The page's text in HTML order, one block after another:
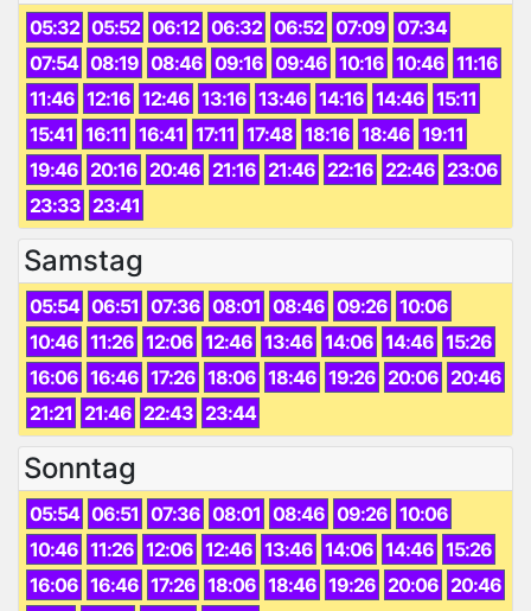
05:32 05:52 06:12 06:32 06:52 07:09 07:34
07:54 08:19 08:46 09:16 09:46 10:16 10:46 11:16
11:46 12:16 12:46 13:16 13:46 14:16 14:46 15:11
15:41 16:11 16:41 17:11 17:48 18:16 18:46 19:11
19:46 20:16 20:46 21:16 21:46 22:16 22:46 23:06
23:33 23:41
Samstag
05:54 06:51 07:36 08:01 08:46 09:26 10:06
10:46 11:26 12:06 12:46 13:46 14:06 14:46 15:26
16:06 16:46 17:26 18:06 18:46 19:26 20:06 20:46
21:21 21:46 22:43 23:44
Sonntag
05:54 06:51 07:36 08:01 08:46 09:26 10:06
10:46 11:26 12:06 12:46 13:46 14:06 14:46 15:26
16:06 16:46 17:26 18:06 18:46 19:26 20:06 20:46